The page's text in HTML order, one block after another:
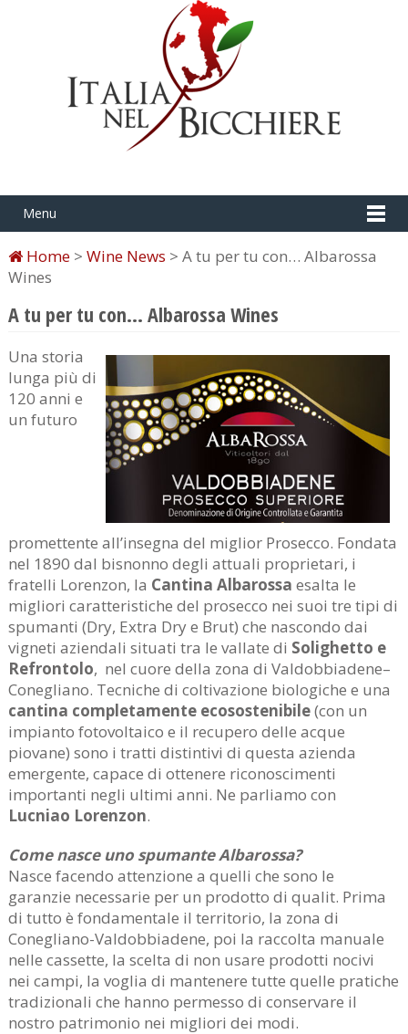
Menu
Home> Wine News > A tu per tu con… Albarossa
Wines
A tu per tu con… Albarossa Wines
Una storia
lunga più di
120 anni e
un futuro
promettente all’insegna del miglior Prosecco. Fondata
nel 1890 dal bisnonno degli attuali proprietari, i
fratelli Lorenzon, la Cantina Albarossa esalta le
migliori caratteristiche del prosecco nei suoi tre tipi di
spumanti (Dry, Extra Dry e Brut) che nascondo dai
vigneti aziendali situati tra le vallate di Solighetto e
Refrontolo, nel cuore della zona di Valdobbiadene–
Conegliano. Tecniche di coltivazione biologiche e una
cantina completamente ecosostenibile(con un
impianto fotovoltaico e il recupero delle acque
piovane) sono i tratti distintivi di questa azienda
emergente, capace di ottenere riconoscimenti
importanti negli ultimi anni. Ne parliamo con
Lucniao Lorenzon.
Come nasce uno spumante Albarossa?
Nasce facendo attenzione a quelli che sono le
garanzie necessarie per un prodotto di qualit. Prima
di tutto è fondamentale il territorio, la zona di
Conegliano-Valdobbiadene, poi la raccolta manuale
nelle cassette, la scelta di non usare prodotti nocivi
nei campi, la voglia di mantenere tutte quelle pratiche
tradizionali che hanno permesso di conservare il
nostro patrimonio nei migliori dei modi.